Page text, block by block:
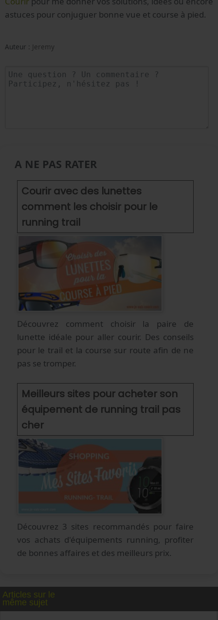
astuces pour conjuguer bonne vue et course à pied.
Auteur : Jeremy
A NE PAS RATER
Courir avec des lunettes
comment les choisir pour le
running trail
Découvrez comment choisir la paire de
lunette idéale pour aller courir. Des conseils
pour le trail et la course sur route afin de ne
pas se tromper.
Meilleurs sites pour acheter son
équipement de running trail pas
cher
Découvrez 3 sites recommandés pour faire
vos achats d'équipements running, profiter
de bonnes affaires et des meilleurs prix.
Articles sur le
même sujet